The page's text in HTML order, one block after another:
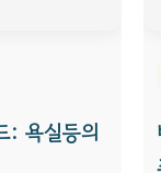
: 욕실등의